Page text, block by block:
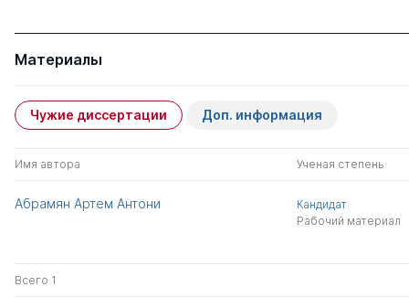
Материалы
Чужие диссертации Доп. информация
Имя автора Ученая степень
Абрамян Артем Антони
Кандидат
Рабочий материал
Всего 1